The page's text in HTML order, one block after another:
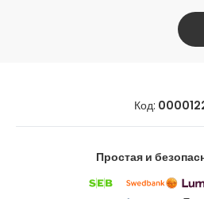
Код:
Простая и